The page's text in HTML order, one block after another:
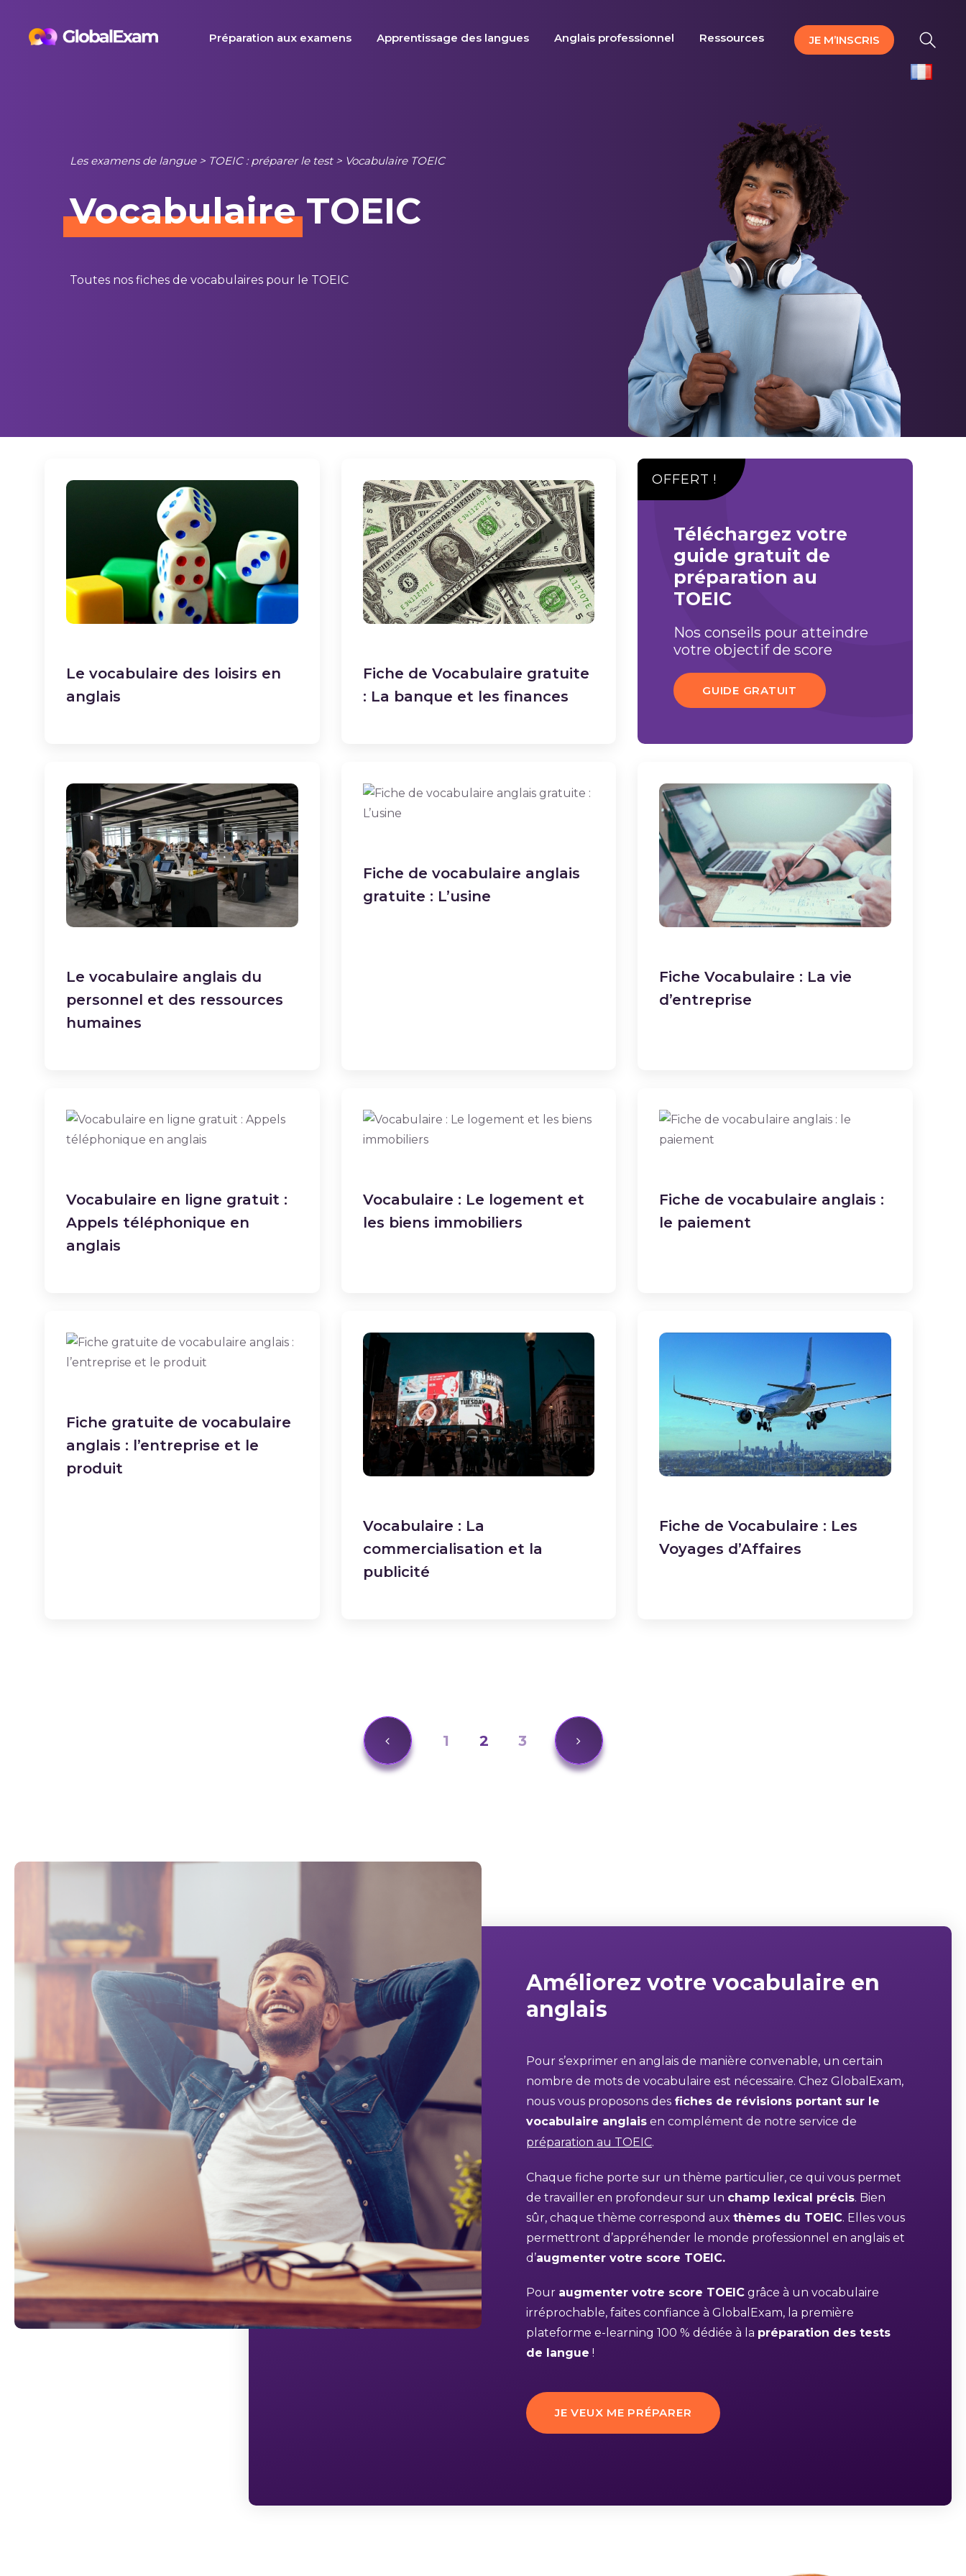
Préparation aux examens Apprentissage des langues Anglais professionnel Ressources JE M’INSCRIS
Les examens de langue> TOEIC : préparer le test> Vocabulaire TOEIC
VocabulaireTOEIC
Toutes nos fiches de vocabulaires pour le TOEIC
Le vocabulaire des loisirs en
anglais
Fiche de Vocabulaire gratuite
: La banque et les finances
OFFERT !
Téléchargez votre
guide gratuit de
préparation au
TOEIC
Nos conseils pour atteindre
votre objectif de score
GUIDE GRATUIT
Le vocabulaire anglais du
personnel et des ressources
humaines
Fiche de vocabulaire anglais
gratuite : L’usine
Fiche Vocabulaire : La vie
d’entreprise
Vocabulaire en ligne gratuit :
Appels téléphonique en
anglais
Vocabulaire : Le logement et
les biens immobiliers
Fiche de vocabulaire anglais :
le paiement
Fiche gratuite de vocabulaire
anglais : l’entreprise et le
produit
Vocabulaire : La
commercialisation et la
publicité
Fiche de Vocabulaire : Les
Voyages d’Affaires
1 2 3
Améliorez votre vocabulaire en
anglais
Pour s’exprimer en anglais de manière convenable, un certain
nombre de mots de vocabulaire est nécessaire. Chez GlobalExam,
nous vous proposons des fiches de révisions portant sur le
vocabulaire anglais en complément de notre service de
préparation au TOEIC.
Chaque fiche porte sur un thème particulier, ce qui vous permet
de travailler en profondeur sur un champ lexical précis. Bien
sûr, chaque thème correspond aux thèmes du TOEIC. Elles vous
permettront d’appréhender le monde professionnel en anglais et
d’augmenter votre score TOEIC.
Pour augmenter votre score TOEIC grâce à un vocabulaire
irréprochable, faites confiance à GlobalExam, la première
plateforme e-learning 100 % dédiée à la préparation des tests
de langue !
JE VEUX ME PRÉPARER